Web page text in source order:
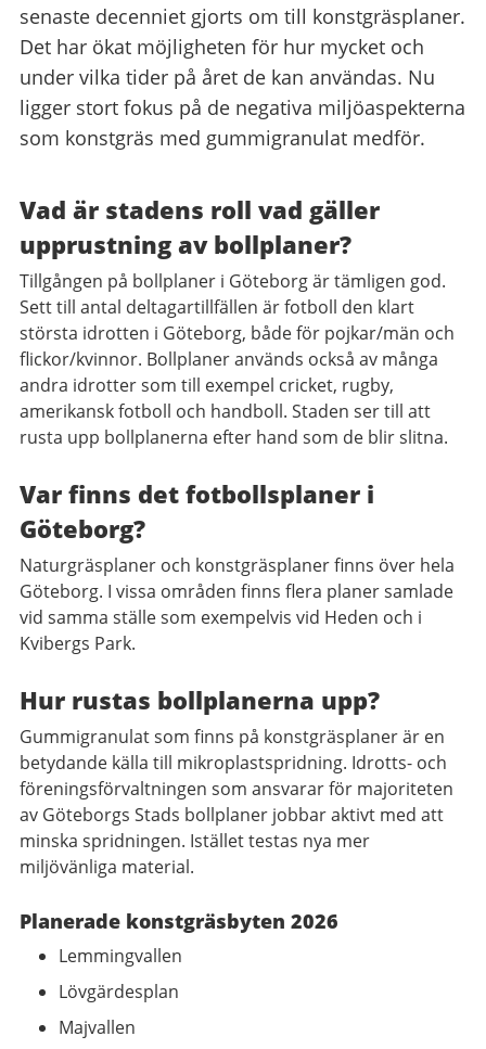
senaste decenniet gjorts om till konstgräsplaner.
Det har ökat möjligheten för hur mycket och
under vilka tider på året de kan användas. Nu
ligger stort fokus på de negativa miljöaspekterna
som konstgräs med gummigranulat medför.
Vad är stadens roll vad gäller
upprustning av bollplaner?
Tillgången på bollplaner i Göteborg är tämligen god.
Sett till antal deltagartillfällen är fotboll den klart
största idrotten i Göteborg, både för pojkar/män och
flickor/kvinnor. Bollplaner används också av många
andra idrotter som till exempel cricket, rugby,
amerikansk fotboll och handboll. Staden ser till att
rusta upp bollplanerna efter hand som de blir slitna.
Var finns det fotbollsplaner i
Göteborg?
Naturgräsplaner och konstgräsplaner finns över hela
Göteborg. I vissa områden finns flera planer samlade
vid samma ställe som exempelvis vid Heden och i
Kvibergs Park.
Hur rustas bollplanerna upp?
Gummigranulat som finns på konstgräsplaner är en
betydande källa till mikroplastspridning. Idrotts- och
föreningsförvaltningen som ansvarar för majoriteten
av Göteborgs Stads bollplaner jobbar aktivt med att
minska spridningen. Istället testas nya mer
miljövänliga material.
Planerade konstgräsbyten 2026
Lemmingvallen
Lövgärdesplan
Majvallen